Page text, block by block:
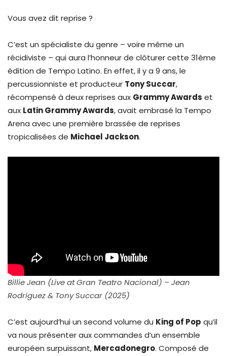
Vous avez dit reprise ?
C’est un spécialiste du genre – voire même un
récidiviste – qui aura l’honneur de clôturer cette 31ème
édition de Tempo Latino. En effet, il y a 9 ans, le
percussionniste et producteur Tony Succar,
récompensé à deux reprises aux Grammy Awards et
aux Latin Grammy Awards, avait embrasé la Tempo
Arena avec une première brassée de reprises
tropicalisées de Michael Jackson.
Billie Jean (Live at Gran Teatro Nacional) – Jean
Rodriguez & Tony Succar (2025)
C’est aujourd’hui un second volume du King of Pop qu’il
va nous présenter aux commandes d’un ensemble
européen surpuissant, Mercadonegro. Composé de